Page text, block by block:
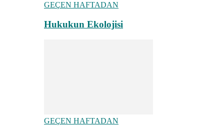
GEÇEN HAFTADAN
Hukukun Ekolojisi
GEÇEN HAFTADAN